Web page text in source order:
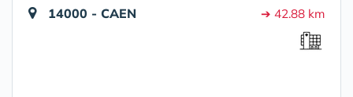
14000 - CAEN ➔ 42.88 km